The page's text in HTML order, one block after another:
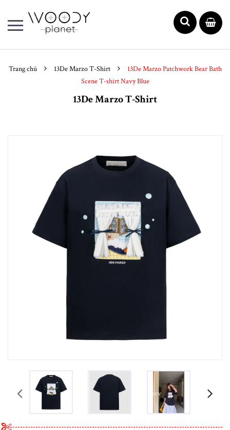
Trang chủ 13De Marzo T-Shirt
13De Marzo Patchwork Bear Bath
Scene T-shirt Navy Blue
13De Marzo T-Shirt
prev